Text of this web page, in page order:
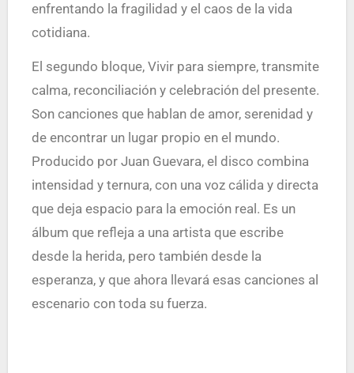
enfrentando la fragilidad y el caos de la vida
cotidiana.
El segundo bloque, Vivir para siempre, transmite
calma, reconciliación y celebración del presente.
Son canciones que hablan de amor, serenidad y
de encontrar un lugar propio en el mundo.
Producido por Juan Guevara, el disco combina
intensidad y ternura, con una voz cálida y directa
que deja espacio para la emoción real. Es un
álbum que refleja a una artista que escribe
desde la herida, pero también desde la
esperanza, y que ahora llevará esas canciones al
escenario con toda su fuerza.